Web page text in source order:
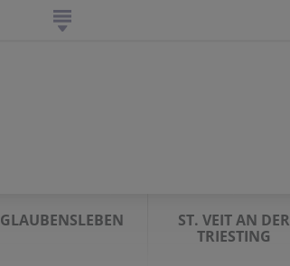
GLAUBENSLEBEN
ST. VEIT AN DER
TRIESTING